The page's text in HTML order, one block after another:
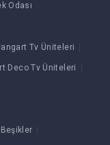
Odası
Tv Üniteleri
Deco Tv Üniteleri
Beşikler